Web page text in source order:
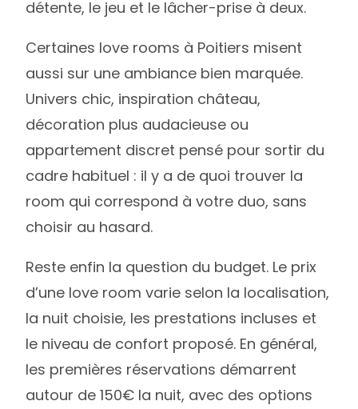
détente, le jeu et le lâcher-prise à deux.
Certaines love rooms à Poitiers misent
aussi sur une ambiance bien marquée.
Univers chic, inspiration château,
décoration plus audacieuse ou
appartement discret pensé pour sortir du
cadre habituel : il y a de quoi trouver la
room qui correspond à votre duo, sans
choisir au hasard.
Reste enfin la question du budget. Le prix
d’une love room varie selon la localisation,
la nuit choisie, les prestations incluses et
le niveau de confort proposé. En général,
les premières réservations démarrent
autour de 150€ la nuit, avec des options